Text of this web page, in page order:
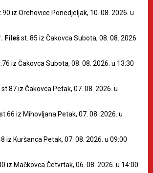
iz Orehovice Ponedjeljak, 10. 08. 2026. u
Filešst. 85 iz Čakovca Subota, 08. 08. 2026.
iz Čakovca Subota, 08. 08. 2026. u 13:30
st.87 iz Čakovca Petak, 07. 08. 2026. u
st.66 iz Mihovljana Petak, 07. 08. 2026. u
iz Kuršanca Petak, 07. 08. 2026. u 09:00
iz Mačkovca Četvrtak, 06. 08. 2026. u 14:00